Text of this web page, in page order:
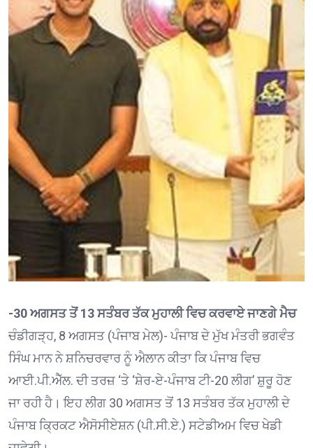
-30 ਅਗਸਤ ਤੋਂ 13 ਸਤੰਬਰ ਤੱਕ ਮੁਹਾਲੀ ਵਿਚ ਕਰਵਾਏ ਜਾਣਗੇ ਮੈਚ
ਚੰਡੀਗੜ੍ਹ, 8 ਅਗਸਤ (ਪੰਜਾਬ ਮੇਲ)- ਪੰਜਾਬ ਦੇ ਮੁੱਖ ਮੰਤਰੀ ਭਗਵੰਤ
ਸਿੰਘ ਮਾਨ ਨੇ ਸ਼ਨਿਚਰਵਾਰ ਨੂੰ ਐਲਾਨ ਕੀਤਾ ਕਿ ਪੰਜਾਬ ਵਿਚ
ਆਈ.ਪੀ.ਐੱਲ. ਦੀ ਤਰਜ਼ ‘ਤੇ ‘ਸ਼ੇਰ-ਏ-ਪੰਜਾਬ ਟੀ-20 ਲੀਗ’ ਸ਼ੁਰੂ ਹੋਣ
ਜਾ ਰਹੀ ਹੈ। ਇਹ ਲੀਗ 30 ਅਗਸਤ ਤੋਂ 13 ਸਤੰਬਰ ਤੱਕ ਮੁਹਾਲੀ ਦੇ
ਪੰਜਾਬ ਕ੍ਰਿਕਟ ਐਸੋਸੀਏਸ਼ਨ (ਪੀ.ਸੀ.ਏ.) ਸਟੇਡੀਅਮ ਵਿਚ ਖੇਡੀ